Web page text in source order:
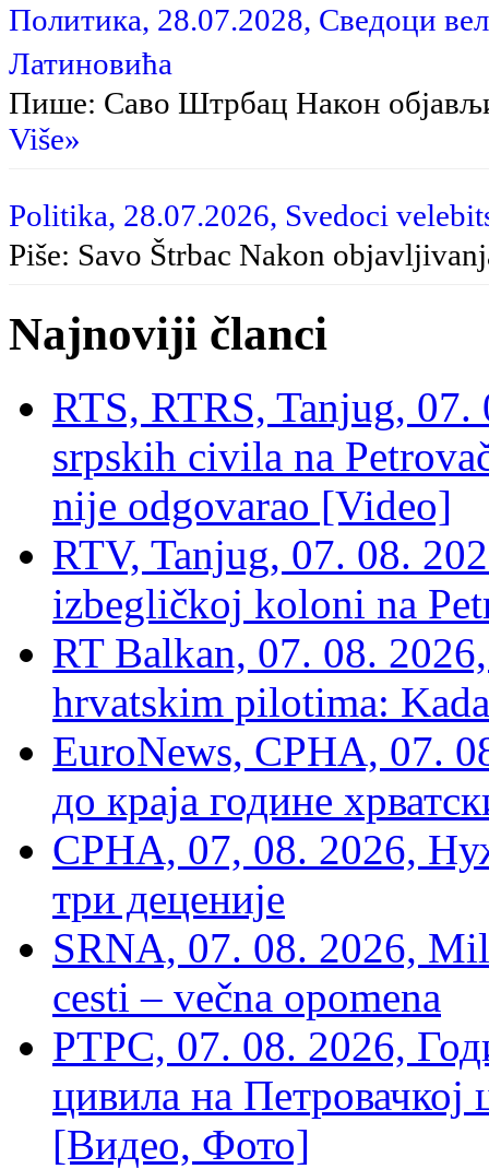
Политика, 28.07.2028, Сведоци
Латиновића
Пише: Саво Штрбац Након
Više»
Politika, 28.07.2026, Svedoci
Piše: Savo Štrbac Nakon
Najnoviji članci
RTS, RTRS, Tanjug,
srpskih civila na
nije odgovarao [Video]
RTV, Tanjug, 07. 08.
izbegličkoj koloni na
RT Balkan, 07. 08.
hrvatskim pilotima:
EuroNews, СРНА, 07.
до краја године
СРНА, 07, 08. 2026,
три деценије
SRNA, 07. 08. 2026,
cesti – večna opomena
РТРС, 07. 08. 2026,
цивила на Петровачкој
[Видео, Фото]